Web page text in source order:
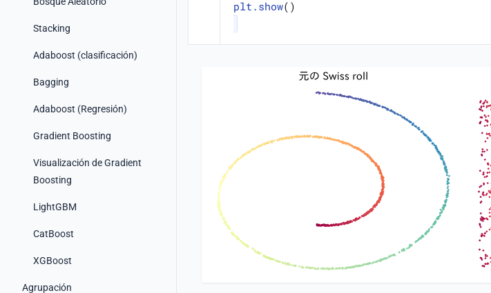
Stacking
Adaboost (clasificación)
Bagging
Adaboost (Regresión)
Gradient Boosting
Visualización de Gradient
Boosting
LightGBM
CatBoost
XGBoost
Agrupación
plt . show()